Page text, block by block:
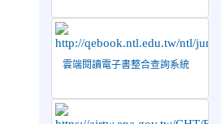
2026-07-23
榮譽
115年
度花蓮縣第七屆太平洋盃X
牌
雲端閱讀電子書整合查詢系統